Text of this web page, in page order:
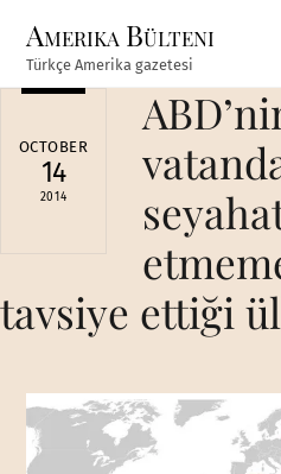
content
Amerika Bülteni
Türkçe Amerika gazetesi
OCTOBER
14
2014
tavsiye ettiği